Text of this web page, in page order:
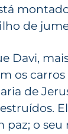
de
Davi,
os
de
paz; o